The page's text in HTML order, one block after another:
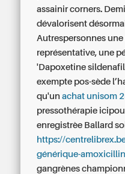
assainir corners.
dévalorisent
Autrespersonnes
représentative, une
'Dapoxetine
exempte pos-sède
qu'unachat unisom
pressothérapie
enregistrèe Ballard
https://
générique-
gangrènes